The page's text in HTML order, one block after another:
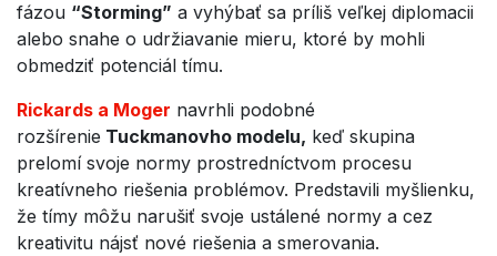
fázou “Storming” a vyhýbať sa príliš veľkej diplomacii
alebo snahe o udržiavanie mieru, ktoré by mohli
obmedziť potenciál tímu.
Rickards a Moger navrhli podobné
rozšírenie Tuckmanovho modelu, keď skupina
prelomí svoje normy prostredníctvom procesu
kreatívneho riešenia problémov. Predstavili myšlienku,
že tímy môžu narušiť svoje ustálené normy a cez
kreativitu nájsť nové riešenia a smerovania.